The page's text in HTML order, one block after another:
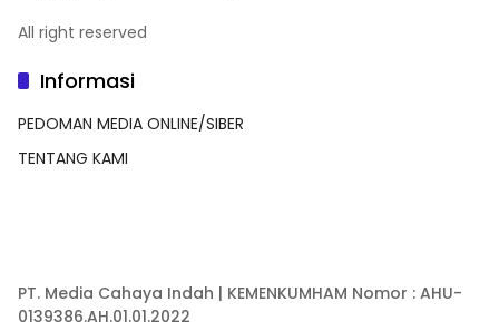
All right reserved
Informasi
PEDOMAN MEDIA ONLINE/SIBER
TENTANG KAMI
PT. Media Cahaya Indah | KEMENKUMHAM Nomor : AHU-
0139386.AH.01.01.2022